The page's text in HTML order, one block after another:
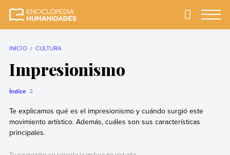
completa y más
Primary
INICIO CULTURA
Impresionismo
Índice
Te explicamos qué es el impresionismo y cuándo surgió este
movimiento artístico. Además, cuáles son sus características
principales.